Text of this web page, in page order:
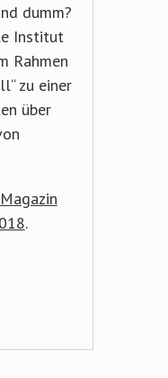
dumm?
Institut
Rahmen
zu einer
über
.